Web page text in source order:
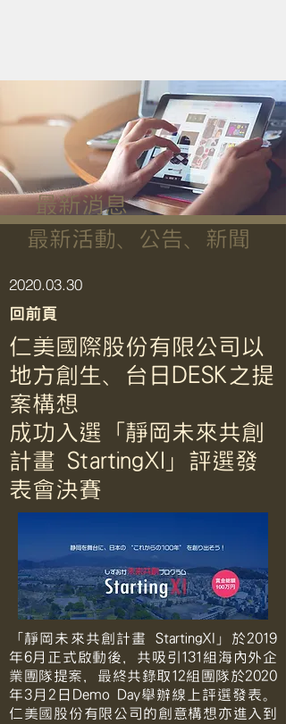
最新消息
最新活動、公告、新聞
​2020.03.30
回前頁
仁美國際股份有限公司以
地方創生、台日DESK之提
案構想
成功入選「靜岡未來共創
計畫 StartingXI」評選發
表會決賽
「靜岡未來共創計畫 StartingXI」於2019
年6月正式啟動後，共吸引131組海內外企
業團隊提案，最終共錄取12組團隊於2020
年3月2日Demo Day舉辦線上評選發表。
仁美國股份有限公司的創意構想亦進入到